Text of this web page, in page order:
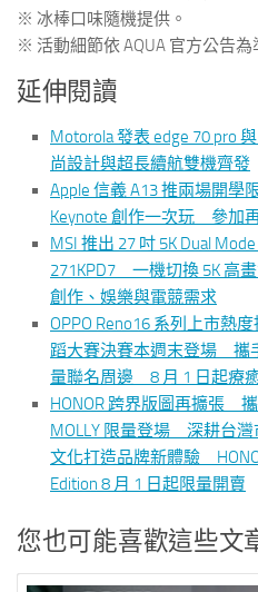
※ 冰棒口味隨機提供。
※ 活動細節依 AQUA 官方公告為
延伸閱讀
Motorola 發表 edge 70 pro
尚設計與超長續航雙機齊發
Apple 信義 A13 推兩場開學
Keynote 創作一次玩 參加
MSI 推出 27 吋 5K Dual
271KPD7 一機切換 5K 高
創作、娛樂與電競需求
OPPO Reno16 系列上市熱
蹈大賽決賽本週末登場 攜
量聯名周邊 8 月 1 日起療
HONOR 跨界版圖再擴張
MOLLY 限量登場 深耕台
文化打造品牌新體驗
Edition 8 月 1 日起限量開賣
您也可能喜歡這些文